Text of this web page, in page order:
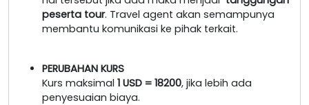
peserta tour. Travel agent akan semampunya
membantu komunikasi ke pihak terkait.
PERUBAHAN KURS
Kurs maksimal 1 USD = 18200, jika lebih ada
penyesuaian biaya.